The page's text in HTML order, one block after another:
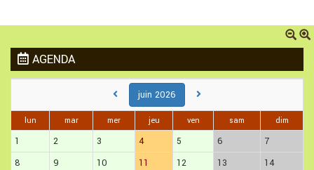
AGENDA
juin 2026
lun mar mer jeu ven sam dim
1 2 3 4 5 6
7
8
9 10 11 12 13
14